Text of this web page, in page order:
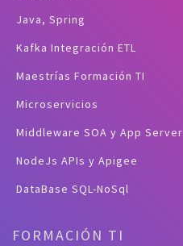
Java, Spring
Kafka Integración ETL
Maestrías Formación TI
Microservicios
Middleware SOA y App Server
NodeJs APIs y Apigee
DataBase SQL-NoSql
FORMACIÓN TI